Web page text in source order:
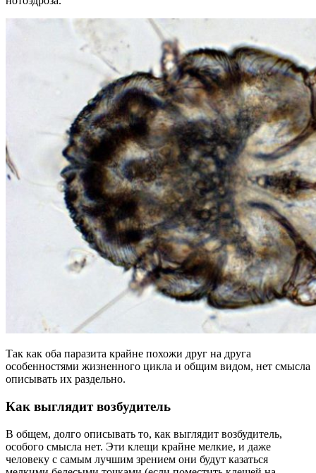
Так как оба паразита крайне похожи друг на друга
особенностями жизненного цикла и общим видом, нет смысла
описывать их раздельно.
Как выглядит возбудитель
В общем, долго описывать то, как выглядит возбудитель,
особого смысла нет. Эти клещи крайне мелкие, и даже
человеку с самым лучшим зрением они будут казаться